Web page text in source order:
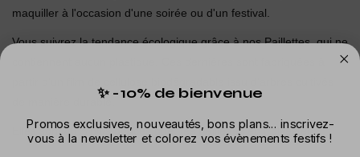
maquiller à l'occasion d'une soirée ou d'un festival.
Vous suivrez la tendance écologique grâce à nos Paillettes, qui ne
de manière durable.
Elles sont 40% plus douces que des Paillettes en Polyester.
✨ -10% de bienvenue
Promos exclusives, nouveautés, bons plans... inscrivez-
vous à la newsletter et colorez vos évènements festifs !